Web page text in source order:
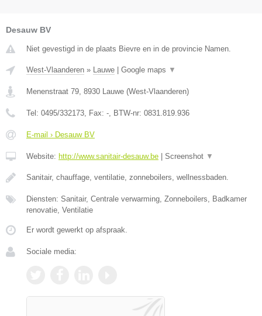
Desauw BV
Niet gevestigd in de plaats Bievre en in de provincie Namen.
West-Vlaanderen » Lauwe | Google maps ▼
Menenstraat 79 8930 Lauwe (West-Vlaanderen)
Tel: 0495/332173 , Fax: - , BTW-nr: 0831.819.936
E-mail › Desauw BV
Website: http://www.sanitair-desauw.be | Screenshot ▼
Sanitair, chauffage, ventilatie, zonneboilers, wellnessbaden.
Diensten: Sanitair, Centrale verwarming, Zonneboilers, Badkamer
renovatie, Ventilatie
Er wordt gewerkt op afspraak.
Sociale media: